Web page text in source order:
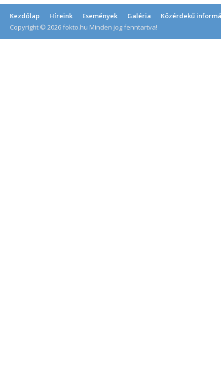
Kezdőlap Híreink Események Galéria
Közérdekű
Copyright © 2026 fokto.hu Minden jog fenntartva!